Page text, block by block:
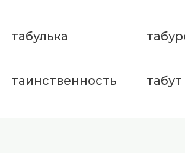
табулька
таинственность табут